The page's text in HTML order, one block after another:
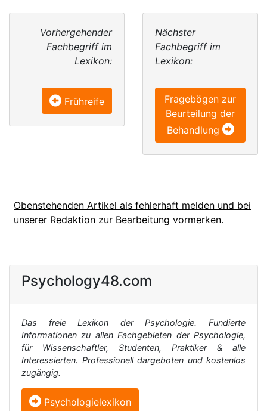
Vorhergehender
Fachbegriff im
Lexikon:
Frühreife
Nächster
Fachbegriff im
Lexikon:
Fragebögen zur
Beurteilung der
Behandlung
Obenstehenden Artikel als fehlerhaft melden und bei
unserer Redaktion zur Bearbeitung vormerken.
Psychology48.com
Das freie Lexikon der Psychologie. Fundierte
Informationen zu allen Fachgebieten der Psychologie,
für Wissenschaftler, Studenten, Praktiker & alle
Interessierten. Professionell dargeboten und kostenlos
zugängig.
Psychologielexikon